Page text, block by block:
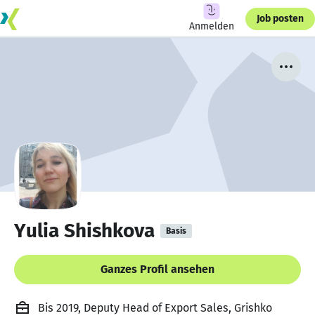
Anmelden
Job posten
Yulia Shishkova Basis
Ganzes Profil ansehen
Bis 2019, Deputy Head of Export Sales, Grishko